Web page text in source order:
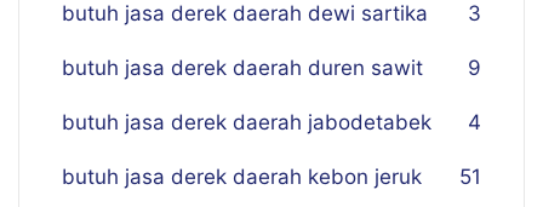
butuh jasa derek daerah dewi sartika 3
butuh jasa derek daerah duren sawit 9
butuh jasa derek daerah jabodetabek 4
butuh jasa derek daerah kebon jeruk 51